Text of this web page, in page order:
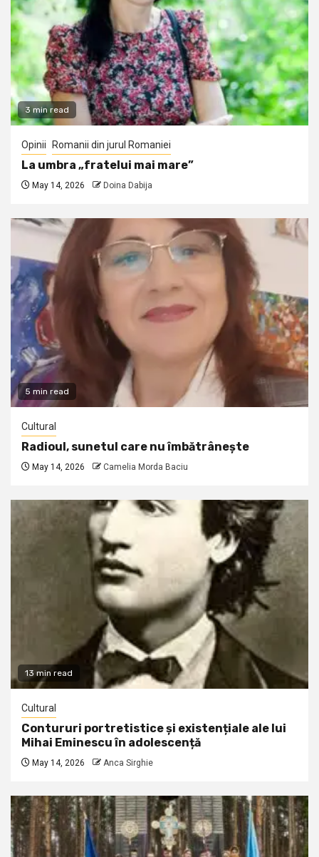
3 min read
Opinii Romanii din jurul Romaniei
La umbra „fratelui mai mare”
May 14, 2026 Doina Dabija
5 min read
Cultural
Radioul, sunetul care nu îmbătrânește
May 14, 2026 Camelia Morda Baciu
13 min read
Cultural
Contururi portretistice și existențiale ale lui
Mihai Eminescu în adolescență
May 14, 2026 Anca Sirghie